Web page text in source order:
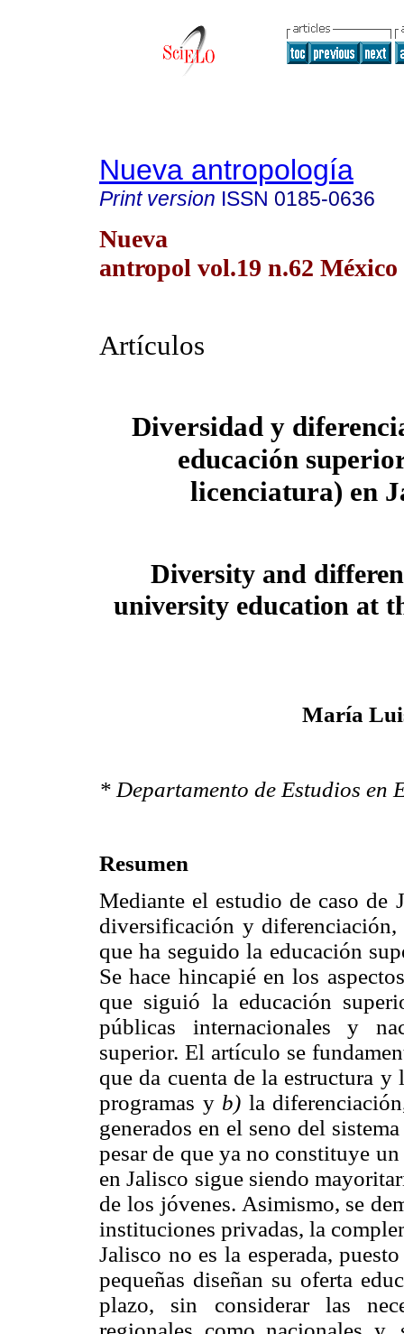
Nueva antropología
Print version ISSN 0185-0636
Nueva
antropol vol.19 n.62 México
Artículos
Diversidad y
educación
licenciatura) en
Diversity and
university education at
María
* Departamento de Estudios en
Resumen
Mediante el estudio de caso de
diversificación y
que ha seguido la educación
Se hace hincapié en los
que siguió la educación
públicas internacionales y
superior. El artículo se
que da cuenta de la estructura
programas y b) la
generados en el seno del
pesar de que ya no constituye
en Jalisco sigue siendo
de los jóvenes. Asimismo, se
instituciones privadas, la
Jalisco no es la esperada,
pequeñas diseñan su oferta
plazo, sin considerar las